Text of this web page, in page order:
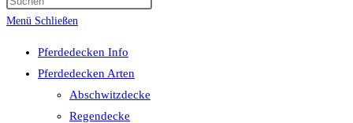
umschalten
Menü Schließen
Pferdedecken Info
Pferdedecken Arten
Abschwitzdecke
Regendecke